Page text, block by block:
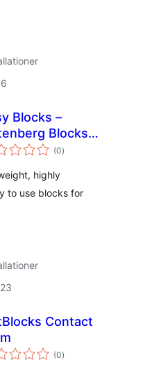
Blocks –
Blocks
(0totale
bedømmelser
)
highly
to use blocks for
Contact
(0totale
bedømmelser
)